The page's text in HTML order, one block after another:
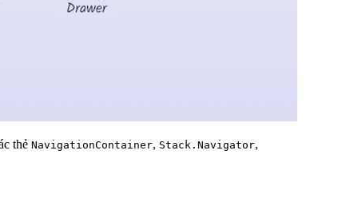
thẻ NavigationContainer, Stack.Navigator,